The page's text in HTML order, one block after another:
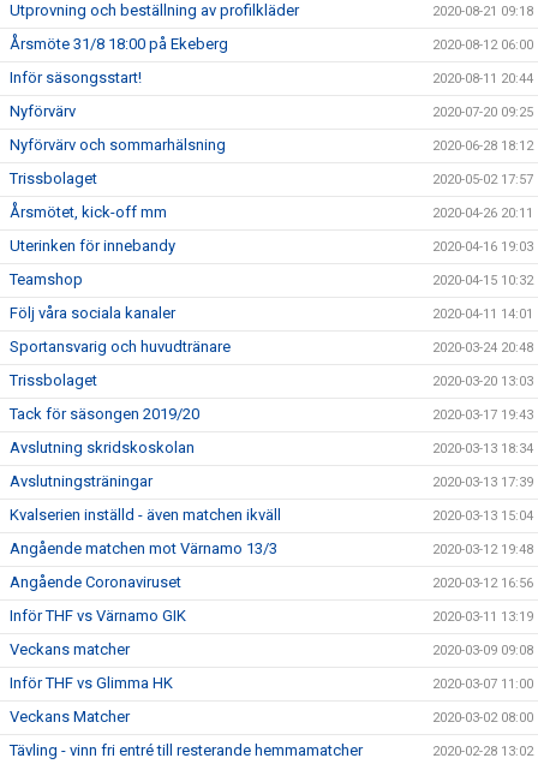
Utprovning och beställning av profilkläder 2020-08-21 09:18
Årsmöte 31/8 18:00 på Ekeberg 2020-08-12 06:00
Inför säsongsstart! 2020-08-11 20:44
Nyförvärv 2020-07-20 09:25
Nyförvärv och sommarhälsning 2020-06-28 18:12
Trissbolaget 2020-05-02 17:57
Årsmötet, kick-off mm 2020-04-26 20:11
Uterinken för innebandy 2020-04-16 19:03
Teamshop 2020-04-15 10:32
Följ våra sociala kanaler 2020-04-11 14:01
Sportansvarig och huvudtränare 2020-03-24 20:48
Trissbolaget 2020-03-20 13:03
Tack för säsongen 2019/20 2020-03-17 19:43
Avslutning skridskoskolan 2020-03-13 18:34
Avslutningsträningar 2020-03-13 17:39
Kvalserien inställd - även matchen ikväll 2020-03-13 15:04
Angående matchen mot Värnamo 13/3 2020-03-12 19:48
Angående Coronaviruset 2020-03-12 16:56
Inför THF vs Värnamo GIK 2020-03-11 13:19
Veckans matcher 2020-03-09 09:08
Inför THF vs Glimma HK 2020-03-07 11:00
Veckans Matcher 2020-03-02 08:00
Tävling - vinn fri entré till resterande hemmamatcher 2020-02-28 13:02